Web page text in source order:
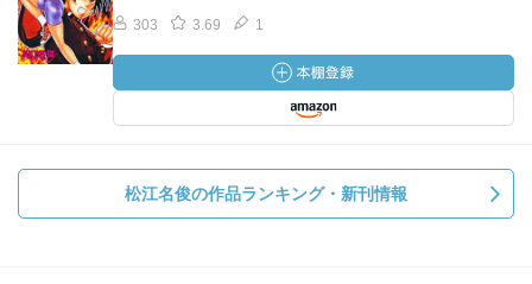
303 3.69 1
松江名俊の作品ランキング・新刊情報